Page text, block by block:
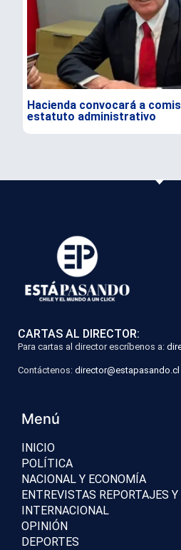
Hacienda convocará a
estatuto administrativo
CARTAS AL DIRECTOR:
Para cartas al director escríbenos a:
Contáctenos: director@estapasando.cl
Menú
INICIO
POLÍTICA
NACIONAL Y ECONOMÍA
ENTREVISTAS REPORTAJES
INTERNACIONAL
OPINIÓN
DEPORTES